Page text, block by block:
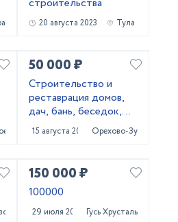
20 августа 2023 Тула
50 000 ₽
Строительство и
реставрация домов,
дач, бань, беседок,
мансард, веранд
15 августа 2023 Орехово-Зуево
150 000 ₽
100000
29 июля 2023 Гусь Хрустальный